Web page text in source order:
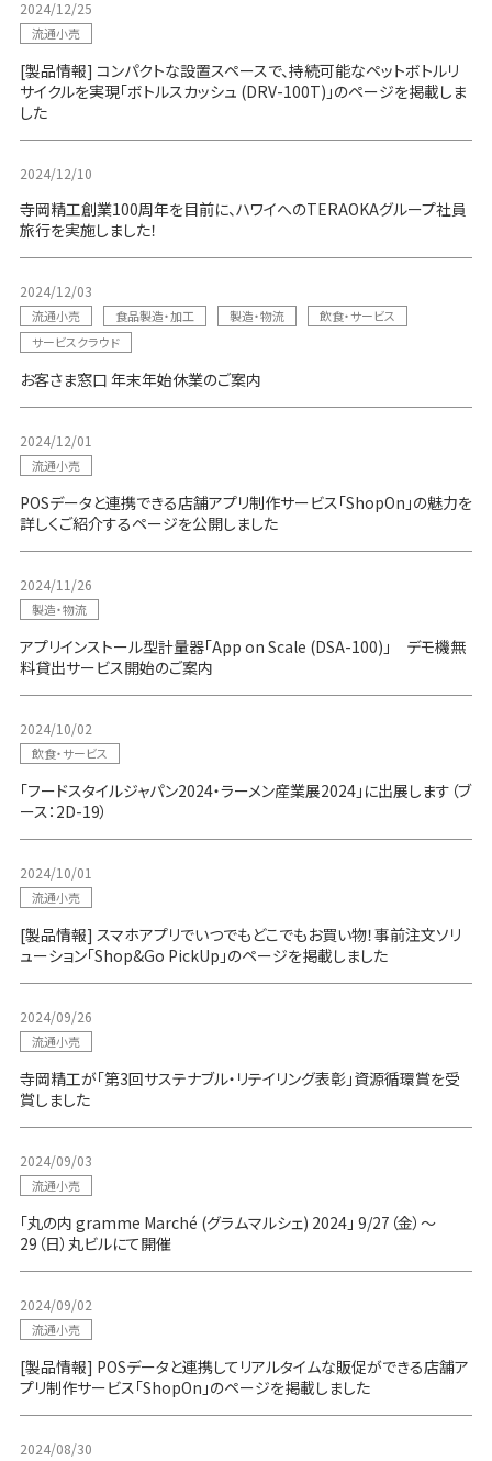
2024/12/25
流通小売
[製品情報] コンパクトな設置スペースで、持続可能なペットボトルリ
サイクルを実現「ボトルスカッシュ (DRV-100T)」のページを掲載しま
した
2024/12/10
寺岡精工創業100周年を目前に、ハワイへのTERAOKAグループ社員
旅行を実施しました！
2024/12/03
流通小売 食品製造・加工 製造・物流
飲食・サービス
サービスクラウド
お客さま窓口 年末年始休業のご案内
2024/12/01
流通小売
POSデータと連携できる店舗アプリ制作サービス「ShopOn」の魅力を
詳しくご紹介するページを公開しました
2024/11/26
製造・物流
アプリインストール型計量器「App on Scale (DSA-100)」 デモ機無
料貸出サービス開始のご案内
2024/10/02
飲食・サービス
「フードスタイルジャパン2024・ラーメン産業展2024」に出展します（ブ
ース：2D-19）
2024/10/01
流通小売
[製品情報] スマホアプリでいつでもどこでもお買い物！事前注文ソリ
ューション「Shop&Go PickUp」のページを掲載しました
2024/09/26
流通小売
寺岡精工が「第3回サステナブル・リテイリング表彰」資源循環賞を受
賞しました
2024/09/03
流通小売
「丸の内 gramme Marché (グラムマルシェ) 2024」 9/27（金）～
29（日）丸ビルにて開催
2024/09/02
流通小売
[製品情報] POSデータと連携してリアルタイムな販促ができる店舗ア
プリ制作サービス「ShopOn」のページを掲載しました
2024/08/30